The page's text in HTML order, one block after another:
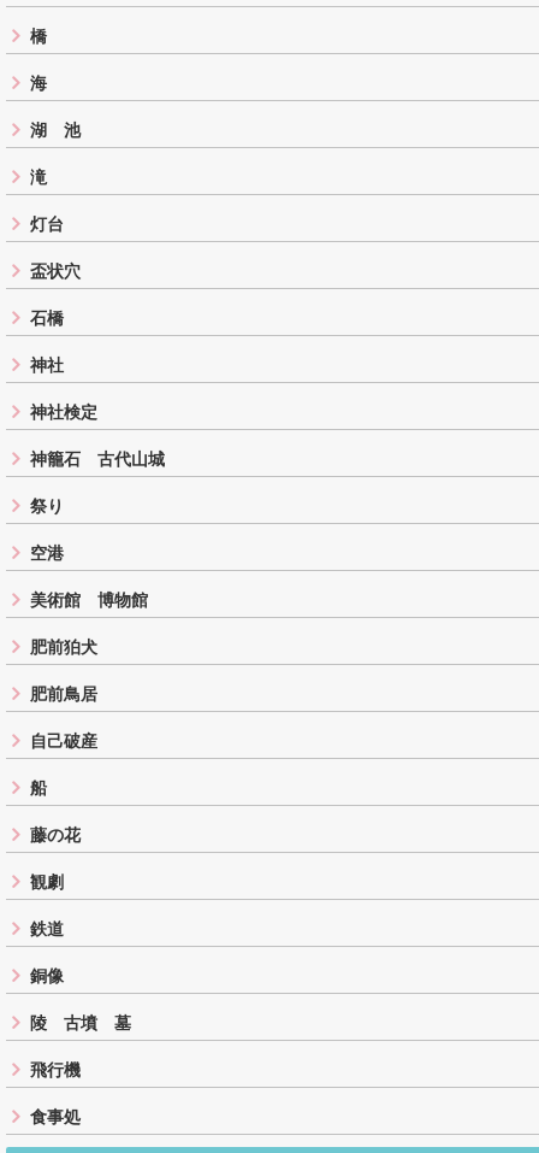
橋
海
湖 池
滝
灯台
盃状穴
石橋
神社
神社検定
神籠石 古代山城
祭り
空港
美術館 博物館
肥前狛犬
肥前鳥居
自己破産
船
藤の花
観劇
鉄道
銅像
陵 古墳 墓
飛行機
食事処